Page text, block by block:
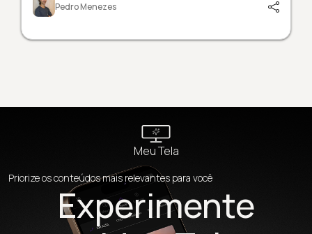
Pedro Menezes
Meu Tela
Priorize os conteúdos mais relevantes para você
Experimente